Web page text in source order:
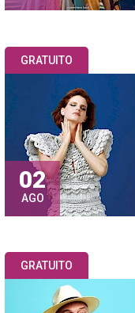
GRATUITO
02
AGO
GRATUITO